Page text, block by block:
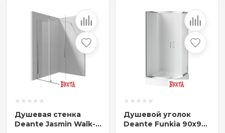
Душевая стенка
Deante Jasmin Walk-
Душевой уголок
Deante Funkia 90x90